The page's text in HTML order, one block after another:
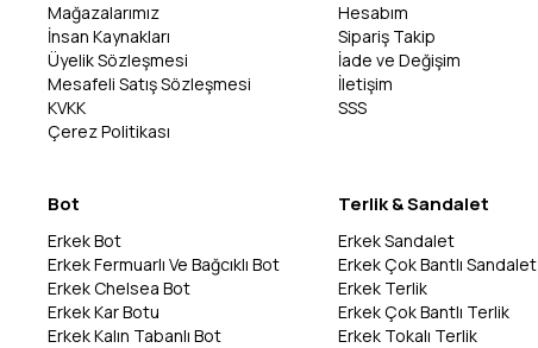
Mağazalarımız
İnsan Kaynakları
Üyelik Sözleşmesi
Mesafeli Satış Sözleşmesi
KVKK
Çerez Politikası
Hesabım
Sipariş Takip
İade ve Değişim
İletişim
SSS
Bot
Erkek Bot
Erkek Fermuarlı Ve Bağcıklı Bot
Erkek Chelsea Bot
Erkek Kar Botu
Erkek Kalın Tabanlı Bot
Terlik & Sandalet
Erkek Sandalet
Erkek Çok Bantlı Sandalet
Erkek Terlik
Erkek Çok Bantlı Terlik
Erkek Tokalı Terlik